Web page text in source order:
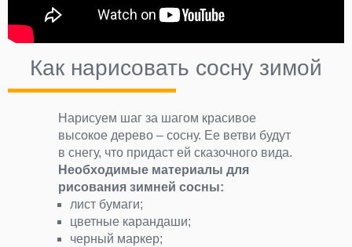
Как нарисовать сосну зимой
Нарисуем шаг за шагом красивое
высокое дерево – сосну. Ее ветви будут
в снегу, что придаст ей сказочного вида.
Необходимые материалы для
рисования зимней сосны:
лист бумаги;
цветные карандаши;
черный маркер;